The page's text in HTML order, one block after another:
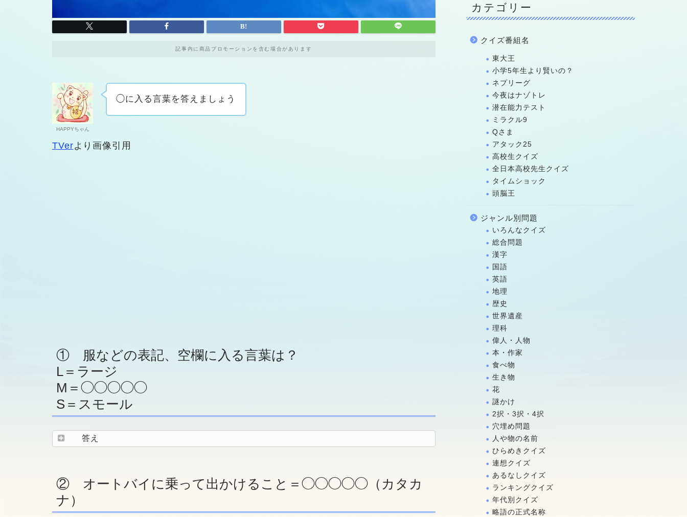
記事内に商品プロモーションを含む場合があります
HAPPYちゃん
◯に入る言葉を答えましょう
TVerより画像引用
① 服などの表記、空欄に入る言葉は？
L＝ラージ
M＝◯◯◯◯◯
S＝スモール
答え
② オートバイに乗って出かけること＝◯◯◯◯◯（カタカ
ナ）
カテゴリー
クイズ番組名
東大王
小学5年生より賢いの？
ネプリーグ
今夜はナゾトレ
潜在能力テスト
ミラクル9
Qさま
アタック25
高校生クイズ
全日本高校先生クイズ
タイムショック
頭脳王
ジャンル別問題
いろんなクイズ
総合問題
漢字
国語
英語
地理
歴史
世界遺産
理科
偉人・人物
本・作家
食べ物
生き物
花
謎かけ
2択・3択・4択
穴埋め問題
人や物の名前
ひらめきクイズ
連想クイズ
あるなしクイズ
ランキングクイズ
年代別クイズ
略語の正式名称